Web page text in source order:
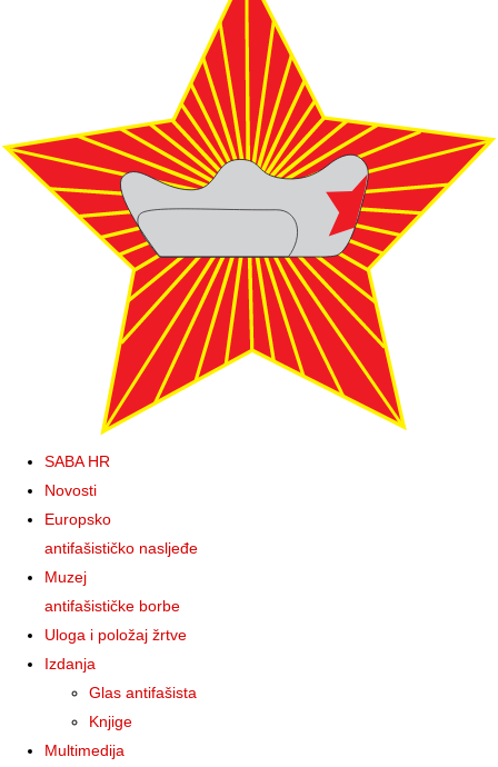
SABA HR
Novosti
Europsko
antifašističko nasljeđe
Muzej
antifašističke borbe
Uloga i položaj žrtve
Izdanja
Glas antifašista
Knjige
Multimedija